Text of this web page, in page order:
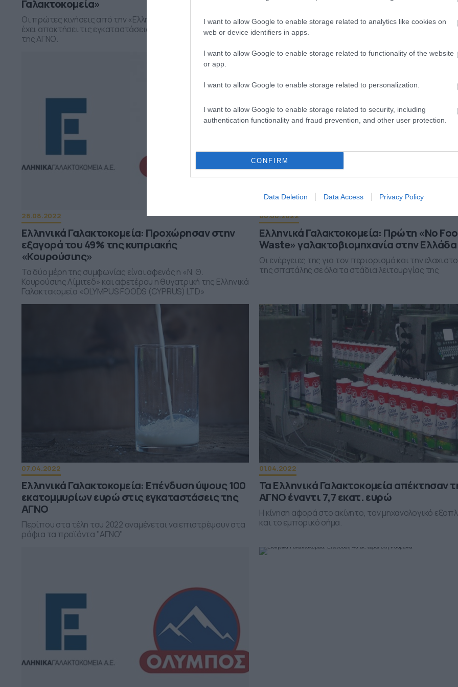
I want to allow Google to enable storage related to analytics like cookies on
web or device identifiers in apps.
I want to allow Google to enable storage related to functionality of the website
or app.
I want to allow Google to enable storage related to personalization.
I want to allow Google to enable storage related to security, including
authentication functionality and fraud prevention, and other user protection.
CONFIRM
Data Deletion Data Access Privacy Policy
Γαλακτοκομεία»
Οι πρώτες κινήσεις από την «Ελληνικά Γαλακτοκομεία» που
έχει αποκτήσει τις εγκαταστάσεις και τα εμπορικά σήματα
της ΑΓΝΟ.
διεύρυνση της δραστηριότητας της εταιρείας και
εμπλουτισμό του χαρτοφυλακίου της
28.08.2022
Ελληνικά Γαλακτοκομεία: Προχώρησαν στην
εξαγορά του 49% της κυπριακής
«Κουρούσιης»
Τα δύο μέρη της συμφωνίας είναι αφενός η «Ν. Θ.
Κουρούσιης Λίμιτεδ» και αφετέρου η θυγατρική της Ελληνικά
Γαλακτοκομεία «OLYMPUS FOODS (CYPRUS) LTD»
08.08.2022
Ελληνικά Γαλακτοκομεία: Πρώτη «Nο
Waste» γαλακτοβιομηχανία στην Ελλάδα
Οι ενέργειες της για τον περιορισμό και την
της σπατάλης σε όλα τα στάδια λειτουργίας της
07.04.2022
Ελληνικά Γαλακτοκομεία: Επένδυση ύψους 100
εκατομμυρίων ευρώ στις εγκαταστάσεις της
ΑΓΝΟ
Περίπου στα τέλη του 2022 αναμένεται να επιστρέψουν στα
ράφια τα προϊόντα "ΑΓΝΟ"
01.04.2022
Τα Ελληνικά Γαλακτοκομεία απέκτησαν
ΑΓΝΟ έναντι 7,7 εκατ. ευρώ
Η κίνηση αφορά στο ακίνητο, τον μηχανολογικό
και το εμπορικό σήμα.